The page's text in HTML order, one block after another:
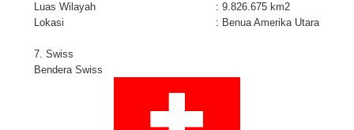
Luas Wilayah : 9.826.675 km2
Lokasi : Benua Amerika Utara
7. Swiss
Bendera Swiss